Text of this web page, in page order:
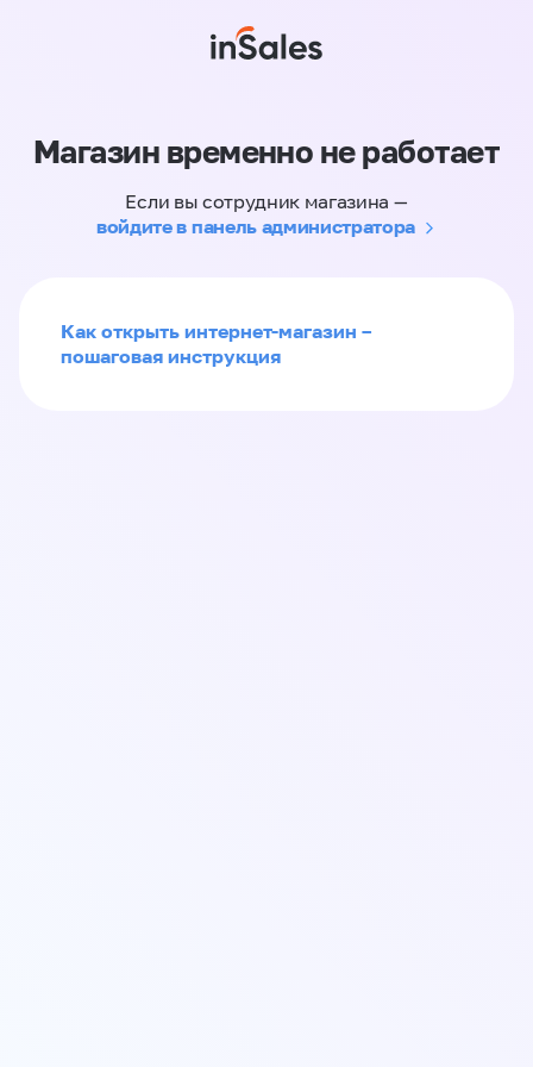
Магазин временно не работает
Если вы сотрудник магазина —
войдите в панель администратора
Как открыть интернет-магазин –
пошаговая инструкция